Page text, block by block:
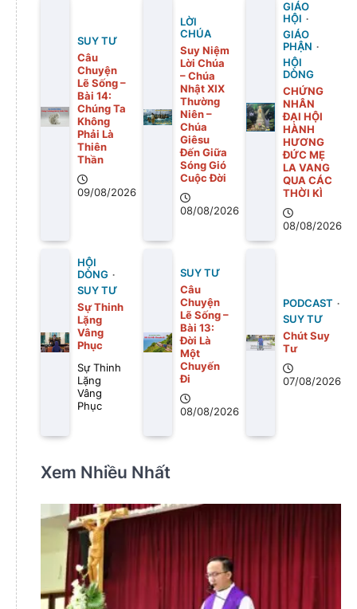
SUY TƯ
Câu
Chuyện
Lẽ Sống –
Bài 14:
Chúng Ta
Không
Phải Là
Thiên
Thần
09/08/2026
LỜI
CHÚA
Suy Niệm
Lời Chúa
– Chúa
Nhật XIX
Thường
Niên –
Chúa
Giêsu
Đến Giữa
Sóng Gió
Cuộc Đời
08/08/2026
GIÁO
HỘI
GIÁO
PHẬN
HỘI
DÒNG
CHỨNG
NHÂN
ĐẠI HỘI
HÀNH
HƯƠNG
ĐỨC MẸ
LA VANG
QUA CÁC
THỜI KÌ
08/08/2026
HỘI
DÒNG
SUY TƯ
Sự Thinh
Lặng
Vâng
Phục
Sự Thinh
Lặng
Vâng
Phục
SUY TƯ
Câu
Chuyện
Lẽ Sống –
Bài 13:
Ðời Là
Một
Chuyến
Ði
08/08/2026
PODCAST
SUY TƯ
Chút Suy
Tư
07/08/2026
Xem Nhiều Nhất